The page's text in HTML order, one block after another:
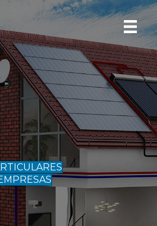
INTEGRALES
de vida !
tu hogar /